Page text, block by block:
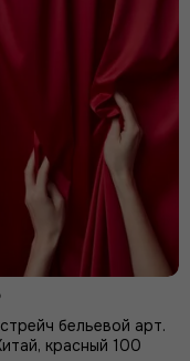
бельевой арт.
красный 100